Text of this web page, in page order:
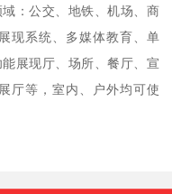
：公交、地铁、机场、商
现系统、多媒体教育、单
展现厅、场所、餐厅、宣
厅等，室内、户外均可使